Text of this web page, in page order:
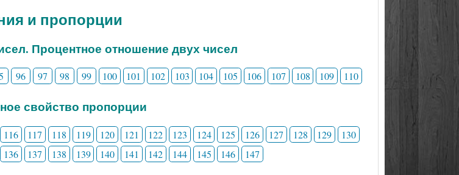
и пропорции
Процентное отношение двух чисел
96 97 98 99 100 101 102 103 104 105 106 107 108 109 110
свойство пропорции
116 117 118 119 120 121 122 123 124 125 126 127 128 129
130
136 137 138 139 140 141 142 144 145 146 147